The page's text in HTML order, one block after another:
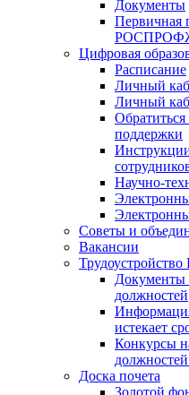
Документы
Первичная
Цифровая
Расписание
Личный
Личный
поддержки
Научно-
Советы и
Вакансии
Документы
должностей
истекает
Конкурсы
Доска почета
Золотой